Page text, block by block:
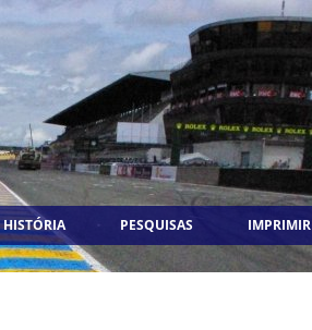
HISTÓRIA PESQUISAS IMPRIMIR